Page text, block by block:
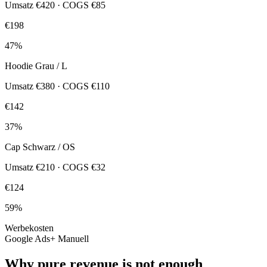
Umsatz €420 · COGS €85
€198
47%
Hoodie Grau / L
Umsatz €380 · COGS €110
€142
37%
Cap Schwarz / OS
Umsatz €210 · COGS €32
€124
59%
Werbekosten
Google Ads+ Manuell
Why pure revenue is not enough